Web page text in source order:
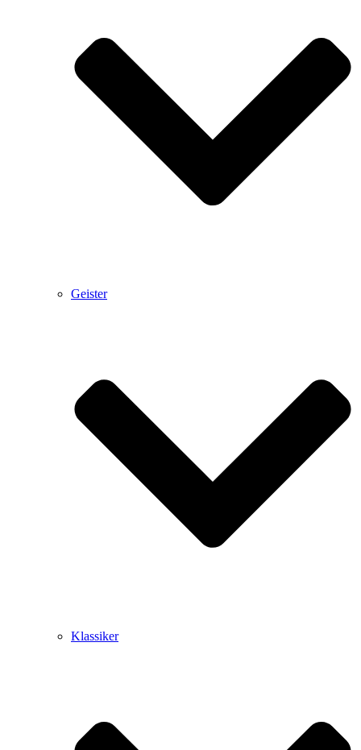
Geister
Klassiker